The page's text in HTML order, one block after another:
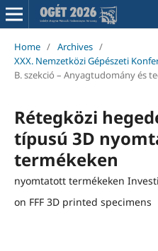
Home / Archives /
XXX. Nemzetközi Gépészeti
B. szekció – Anyagtudomány és
Rétegközi
típusú 3D
termékeken
nyomtatott termékeken
on FFF 3D printed specimens